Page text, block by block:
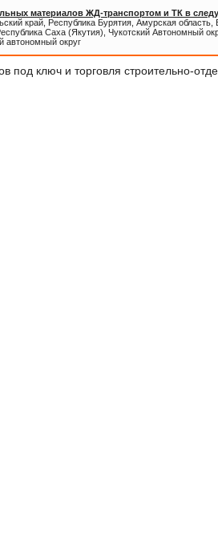
материалов ЖД-транспортом и ТК в
край, Республика Бурятия, Амурская область,
Саха (Якутия), Чукотский Автономный
автономный округ